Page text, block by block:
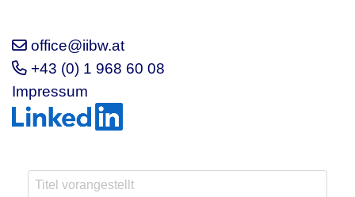
office@iibw.at
+43 (0) 1 968 60 08
Impressum